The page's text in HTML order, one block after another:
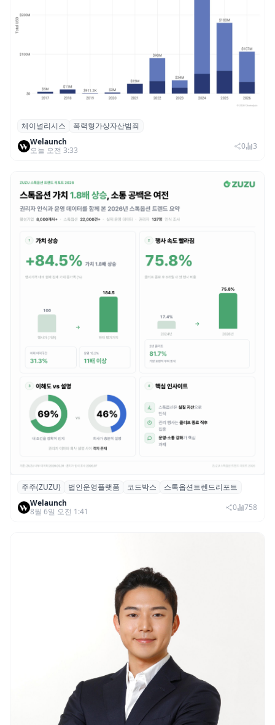
체이널리시스 “가상자산 보유자 대상 폭력
범죄 증가…상반기 탈취액 3000만 달러 돌파
체이널리시스
폭력형가상자산범죄
Welaunch
오늘 오전 3:33
0 3
스톡옵션 취소율 2년 만에 18.2%→31.3%…
권리 발생 즉시 행사 비중도 급증
주주(ZUZU) 법인운영플랫폼 코드박스
스톡옵션트렌드리포트
Welaunch
8월 6일 오전 1:41
0 758